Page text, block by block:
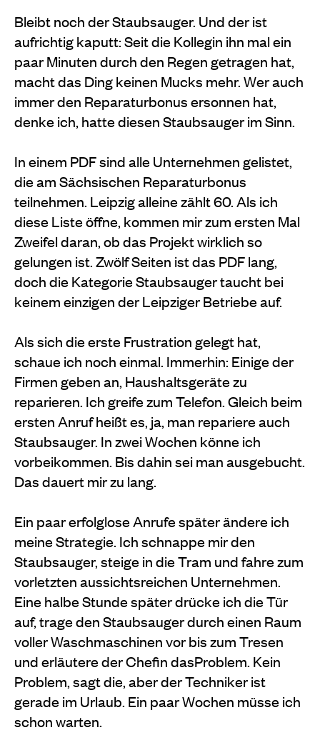
Bleibt noch der Staubsauger. Und der ist
aufrichtig kaputt: Seit die Kollegin ihn mal ein
paar Minuten durch den Regen getragen hat,
macht das Ding keinen Mucks mehr. Wer auch
immer den Reparaturbonus ersonnen hat,
denke ich, hatte diesen Staubsauger im Sinn.
In einem PDF sind alle Unternehmen gelistet,
die am Sächsischen Reparaturbonus
teilnehmen. Leipzig alleine zählt 60. Als ich
diese Liste öffne, kommen mir zum ersten Mal
Zweifel daran, ob das Projekt wirklich so
gelungen ist. Zwölf Seiten ist das PDF lang,
doch die Kategorie Staubsauger taucht bei
keinem einzigen der Leipziger Betriebe auf.
Als sich die erste Frustration gelegt hat,
schaue ich noch einmal. Immerhin: Einige der
Firmen geben an, Haushaltsgeräte zu
reparieren. Ich greife zum Telefon. Gleich beim
ersten Anruf heißt es, ja, man repariere auch
Staubsauger. In zwei Wochen könne ich
vorbeikommen. Bis dahin sei man ausgebucht.
Das dauert mir zu lang.
Ein paar erfolglose Anrufe später ändere ich
meine Strategie. Ich schnappe mir den
Staubsauger, steige in die Tram und fahre zum
vorletzten aussichtsreichen Unternehmen.
Eine halbe Stunde später drücke ich die Tür
auf, trage den Staubsauger durch einen Raum
voller Waschmaschinen vor bis zum Tresen
und erläutere der Chefin dasProblem. Kein
Problem, sagt die, aber der Techniker ist
gerade im Urlaub. Ein paar Wochen müsse ich
schon warten.